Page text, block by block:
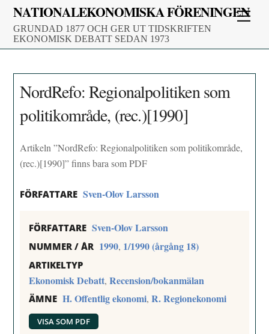
Skip
content
NATIONALEKONOMISKA FÖRENINGEN
GRUNDAD 1877 OCH GER UT TIDSKRIFTEN
EKONOMISK DEBATT SEDAN 1973
NordRefo: Regionalpolitiken som
politikområde, (rec.)[1990]
Artikeln ”NordRefo: Regionalpolitiken som politikområde,
(rec.)[1990]” finns bara som PDF
FÖRFATTARE Sven-Olov Larsson
FÖRFATTARE Sven-Olov Larsson
NUMMER / ÅR 1990, 1/1990 (årgång 18)
ARTIKELTYP
Ekonomisk Debatt,Recension/bokanmälan
ÄMNE H. Offentlig ekonomi,R. Regionekonomi
VISA SOM PDF